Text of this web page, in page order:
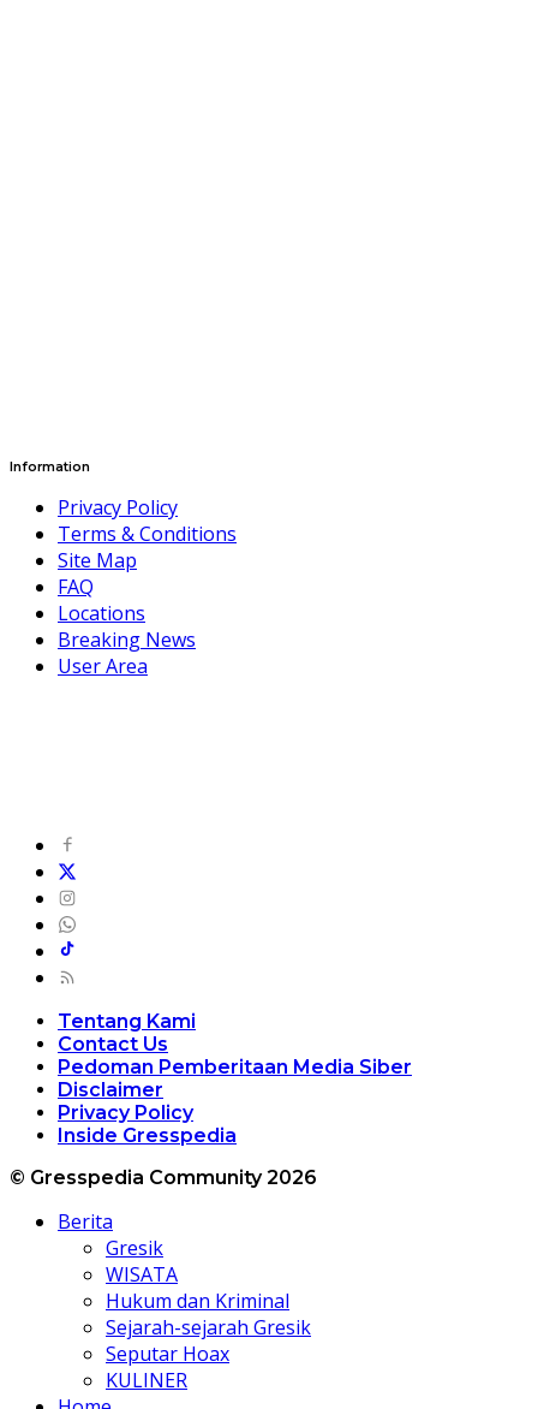
Information
Privacy Policy
Terms & Conditions
Site Map
FAQ
Locations
Breaking News
User Area
Tentang Kami
Contact Us
Pedoman Pemberitaan Media Siber
Disclaimer
Privacy Policy
Inside Gresspedia
© Gresspedia Community 2026
Berita
Gresik
WISATA
Hukum dan Kriminal
Sejarah-sejarah Gresik
Seputar Hoax
KULINER